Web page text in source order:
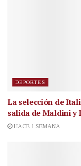
DEPORTES
La selección de
salida de Maldini y
HACE 1 SEMANA